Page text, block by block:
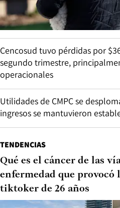
Cencosud tuvo pérdidas por
segundo trimestre,
operacionales
Utilidades de CMPC se
ingresos se mantuvieron
TENDENCIAS
Qué es el cáncer de las
enfermedad que provocó
tiktoker de 26 años